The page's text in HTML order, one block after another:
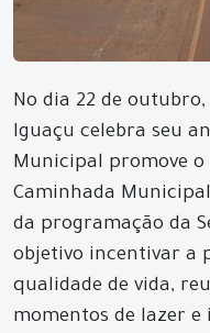
No dia 22 de
Iguaçu celebra seu
Municipal promove o
Caminhada
da programação da
objetivo incentivar a
qualidade de vida,
momentos de lazer e